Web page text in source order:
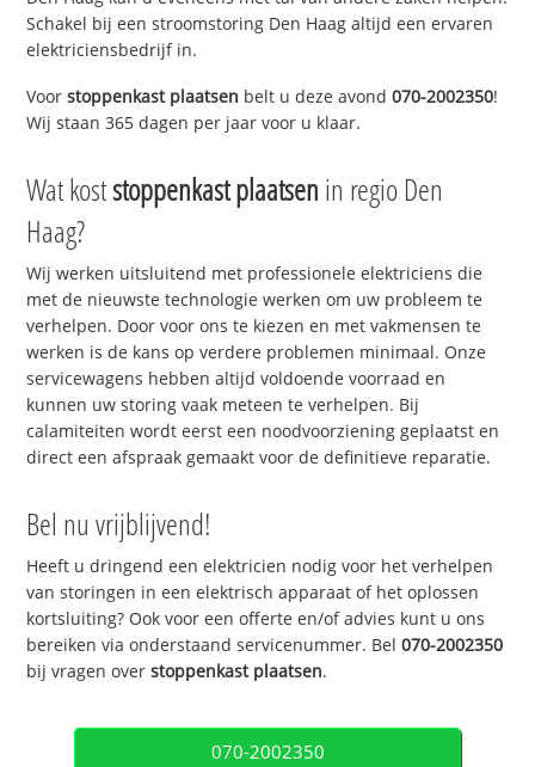
Schakel bij een stroomstoring Den Haag altijd een ervaren
elektriciensbedrijf in.
Voorstoppenkast plaatsen belt u deze avond070-2002350!
Wij staan 365 dagen per jaar voor u klaar.
Wat koststoppenkast plaatsen in regio Den
Haag?
Wij werken uitsluitend met professionele elektriciens die
met de nieuwste technologie werken om uw probleem te
verhelpen. Door voor ons te kiezen en met vakmensen te
werken is de kans op verdere problemen minimaal. Onze
servicewagens hebben altijd voldoende voorraad en
kunnen uw storing vaak meteen te verhelpen. Bij
calamiteiten wordt eerst een noodvoorziening geplaatst en
direct een afspraak gemaakt voor de definitieve reparatie.
Bel nu vrijblijvend!
Heeft u dringend een elektricien nodig voor het verhelpen
van storingen in een elektrisch apparaat of het oplossen
kortsluiting? Ook voor een offerte en/of advies kunt u ons
bereiken via onderstaand servicenummer. Bel070-2002350
bij vragen overstoppenkast plaatsen.
070-2002350